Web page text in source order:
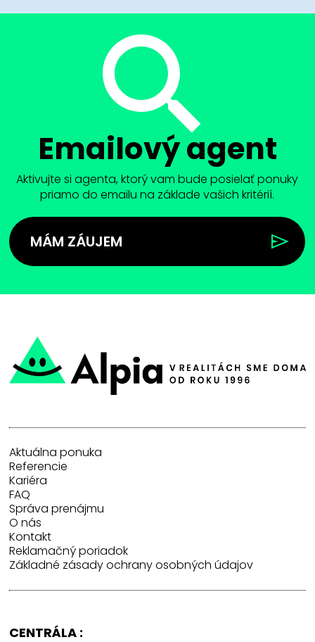
Emailový agent
Aktivujte si agenta, ktorý vam bude posielať ponuky
priamo do emailu na základe vašich kritérií.
MÁM ZÁUJEM
Aktuálna ponuka
Referencie
Kariéra
FAQ
Správa prenájmu
O nás
Kontakt
Reklamačný poriadok
Základné zásady ochrany osobných údajov
CENTRÁLA :